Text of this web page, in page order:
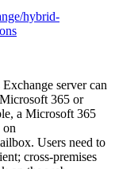
hybrid-
server can
365 or
a Microsoft 365
on
Users need to
cross-premises